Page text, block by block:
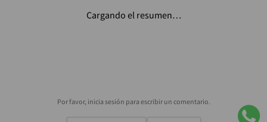
Cargando el resumen…